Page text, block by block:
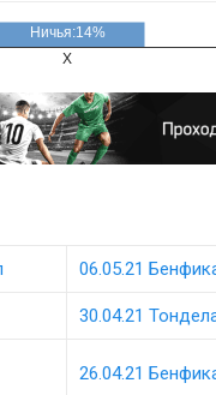
X
Ничья:14%
06.05.21
30.04.21
26.04.21